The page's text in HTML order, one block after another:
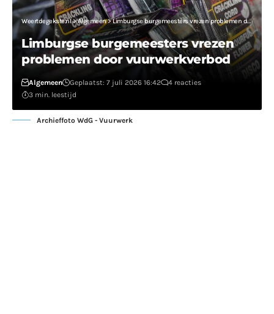
Weertdegekste.nl>Algemeen>Limburgse burgemeesters vrezen problemen door vuurwerkverbod
Limburgse burgemeesters vrezen
problemen door vuurwerkverbod
Algemeen Geplaatst: 7 juli 2026 16:42
4 reacties
3 min. leestijd
Archieffoto WdG - Vuurwerk